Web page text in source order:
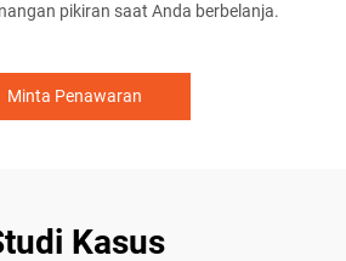
pikiran saat Anda berbelanja.
Minta Penawaran
Kasus